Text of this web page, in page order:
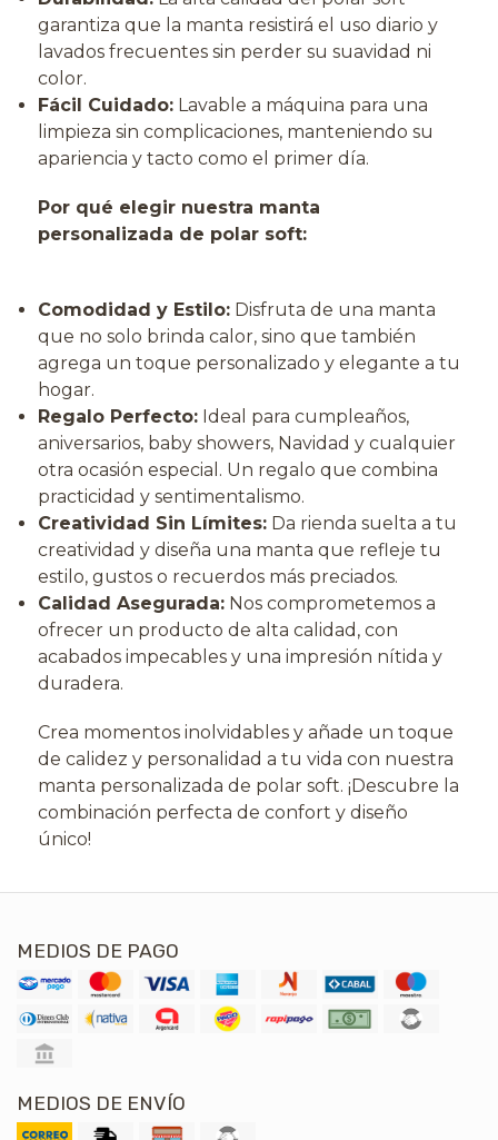
garantiza que la manta resistirá el uso diario y
lavados frecuentes sin perder su suavidad ni
color.
Fácil Cuidado:Lavable a máquina para una
limpieza sin complicaciones, manteniendo su
apariencia y tacto como el primer día.
Por qué elegir nuestra manta
personalizada de polar soft:
Comodidad y Estilo:Disfruta de una manta
que no solo brinda calor, sino que también
agrega un toque personalizado y elegante a tu
hogar.
Regalo Perfecto:Ideal para cumpleaños,
aniversarios, baby showers, Navidad y cualquier
otra ocasión especial. Un regalo que combina
practicidad y sentimentalismo.
Creatividad Sin Límites:Da rienda suelta a tu
creatividad y diseña una manta que refleje tu
estilo, gustos o recuerdos más preciados.
Calidad Asegurada:Nos comprometemos a
ofrecer un producto de alta calidad, con
acabados impecables y una impresión nítida y
duradera.
Crea momentos inolvidables y añade un toque
de calidez y personalidad a tu vida con nuestra
manta personalizada de polar soft. ¡Descubre la
combinación perfecta de confort y diseño
único!
MEDIOS DE PAGO
MEDIOS DE ENVÍO